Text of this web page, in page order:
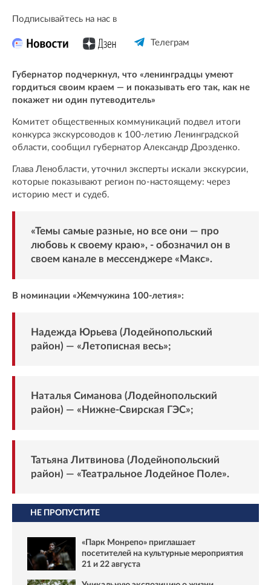
Подписывайтесь на нас в
Телеграм
Губернатор подчеркнул, что «ленинградцы умеют
гордиться своим краем — и показывать его так, как не
покажет ни один путеводитель»
Комитет общественных коммуникаций подвел итоги
конкурса экскурсоводов к 100-летию Ленинградской
области, сообщил губернатор Александр Дрозденко.
Глава Ленобласти, уточнил эксперты искали экскурсии,
которые показывают регион по-настоящему: через
историю мест и судеб.
«Темы самые разные, но все они — про
любовь к своему краю», - обозначил он в
своем канале в мессенджере «Макс».
В номинации «Жемчужина 100-летия»:
Надежда Юрьева (Лодейнопольский
район) — «Летописная весь»;
Наталья Симанова (Лодейнопольский
район) — «Нижне-Свирская ГЭС»;
Татьяна Литвинова (Лодейнопольский
район) — «Театральное Лодейное Поле».
НЕ ПРОПУСТИТЕ
«Парк Монрепо» приглашает
посетителей на культурные мероприятия
21 и 22 августа